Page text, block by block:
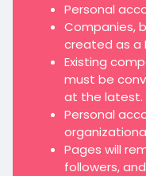
Personal
Companies,
created as a
Existing
must be
at the latest.
Personal
Pages will
followers,